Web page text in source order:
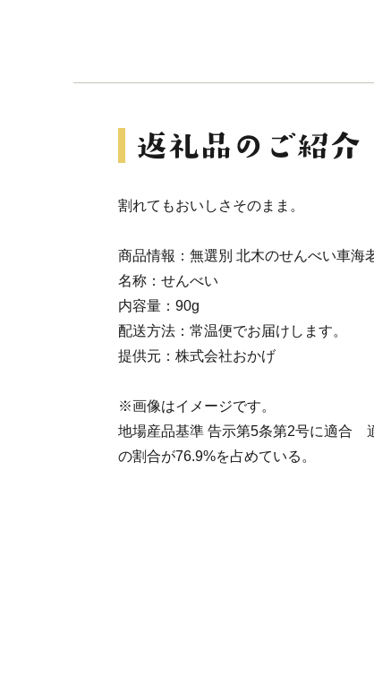
割れてもおいしさそのまま。
商品情報：無選別 北木のせんべい車海
名称：せんべい
内容量：90g
配送方法：常温便でお届けします。
提供元：株式会社おかげ
※画像はイメージです。
地場産品基準 告示第5条第2号に適合
の割合が76.9%を占めている。